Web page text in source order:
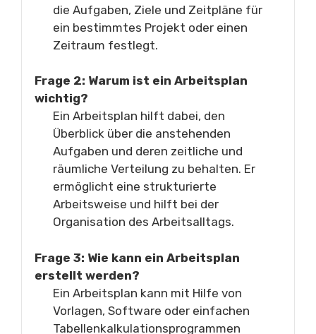
die Aufgaben, Ziele und Zeitpläne für
ein bestimmtes Projekt oder einen
Zeitraum festlegt.
Frage 2: Warum ist ein Arbeitsplan
wichtig?
Ein Arbeitsplan hilft dabei, den
Überblick über die anstehenden
Aufgaben und deren zeitliche und
räumliche Verteilung zu behalten. Er
ermöglicht eine strukturierte
Arbeitsweise und hilft bei der
Organisation des Arbeitsalltags.
Frage 3: Wie kann ein Arbeitsplan
erstellt werden?
Ein Arbeitsplan kann mit Hilfe von
Vorlagen, Software oder einfachen
Tabellenkalkulationsprogrammen